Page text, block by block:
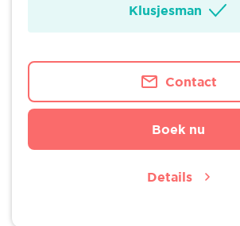
Klusjesman
Contact
Boek nu
Details